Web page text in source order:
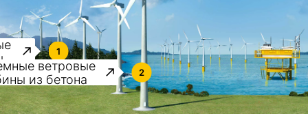
1
2
ветровые
из бетона